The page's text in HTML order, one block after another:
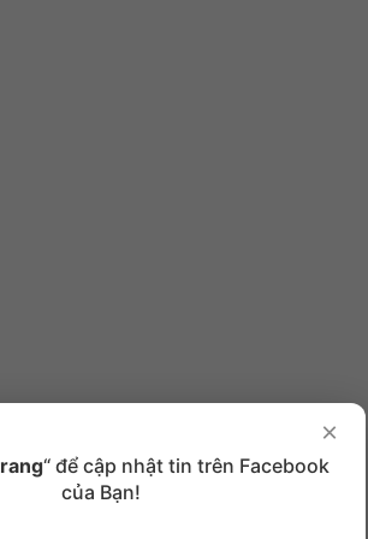
×
“ để cập nhật tin trên Facebook
của Bạn!